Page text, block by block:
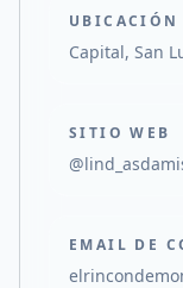
UBICACIÓN
Capital, San
SITIO WEB
EMAIL DE